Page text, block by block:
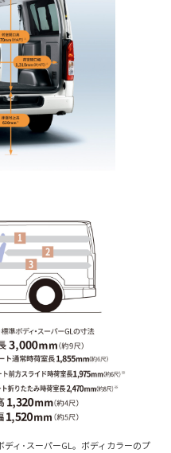
ィ･スーパーGL。ボディカラーのプ